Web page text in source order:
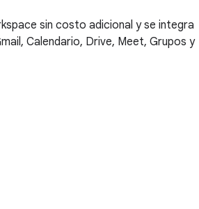
sin costo adicional y se integra
Calendario, Drive, Meet, Grupos y